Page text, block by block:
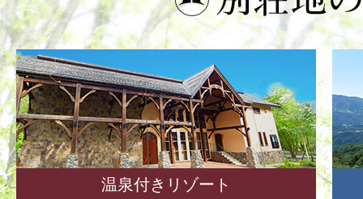
温泉付きリゾート